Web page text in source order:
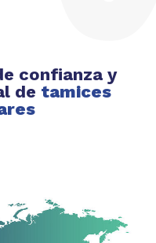
confianza y
de tamices